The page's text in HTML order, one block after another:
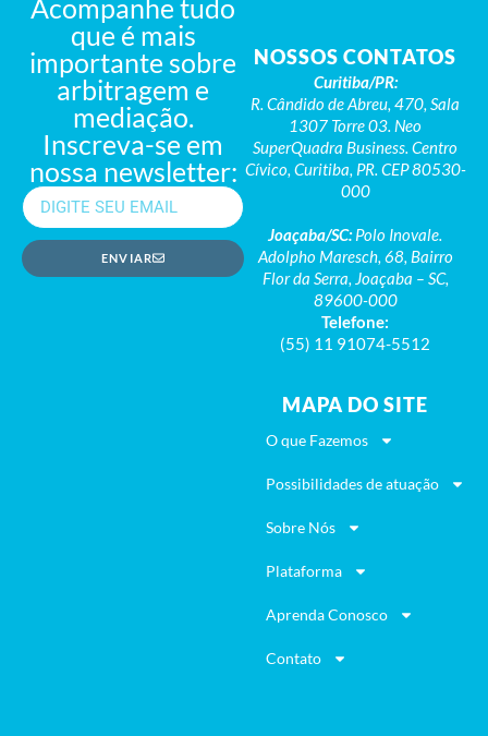
Acompanhe tudo
que é mais
importante sobre
arbitragem e
mediação.
Inscreva-se em
nossa newsletter:
ENVIAR
NOSSOS CONTATOS
Curitiba/PR:
R. Cândido de Abreu, 470, Sala
1307 Torre 03. Neo
SuperQuadra Business. Centro
Cívico, Curitiba, PR. CEP 80530-
000
Joaçaba/SC:Polo Inovale.
Adolpho Maresch, 68, Bairro
Flor da Serra, Joaçaba – SC,
89600-000
Telefone:
(55) 11 91074-5512
MAPA DO SITE
O que Fazemos
Possibilidades de atuação
Sobre Nós
Plataforma
Aprenda Conosco
Contato